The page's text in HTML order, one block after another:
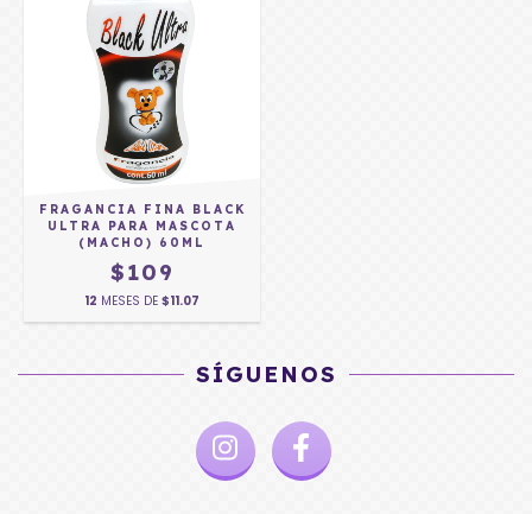
FRAGANCIA FINA BLACK
ULTRA PARA MASCOTA
(MACHO) 60ML
$109
12 MESES DE $11.07
SÍGUENOS